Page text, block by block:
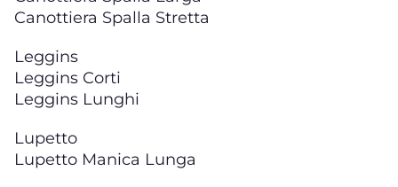
Canottiera Spalla Stretta
Leggins
Leggins Corti
Leggins Lunghi
Lupetto
Lupetto Manica Lunga